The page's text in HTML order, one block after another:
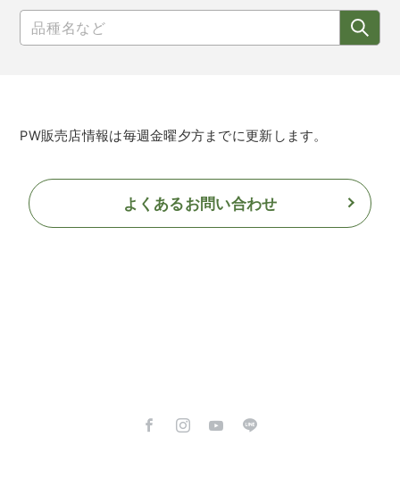
PW販売店情報は毎週金曜夕方までに更新します。
よくあるお問い合わせ